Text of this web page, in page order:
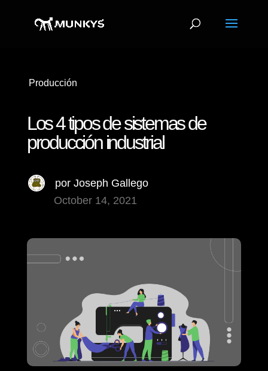
Producción
Los 4 tipos de sistemas de
producción industrial
por Joseph Gallego
October 14, 2021